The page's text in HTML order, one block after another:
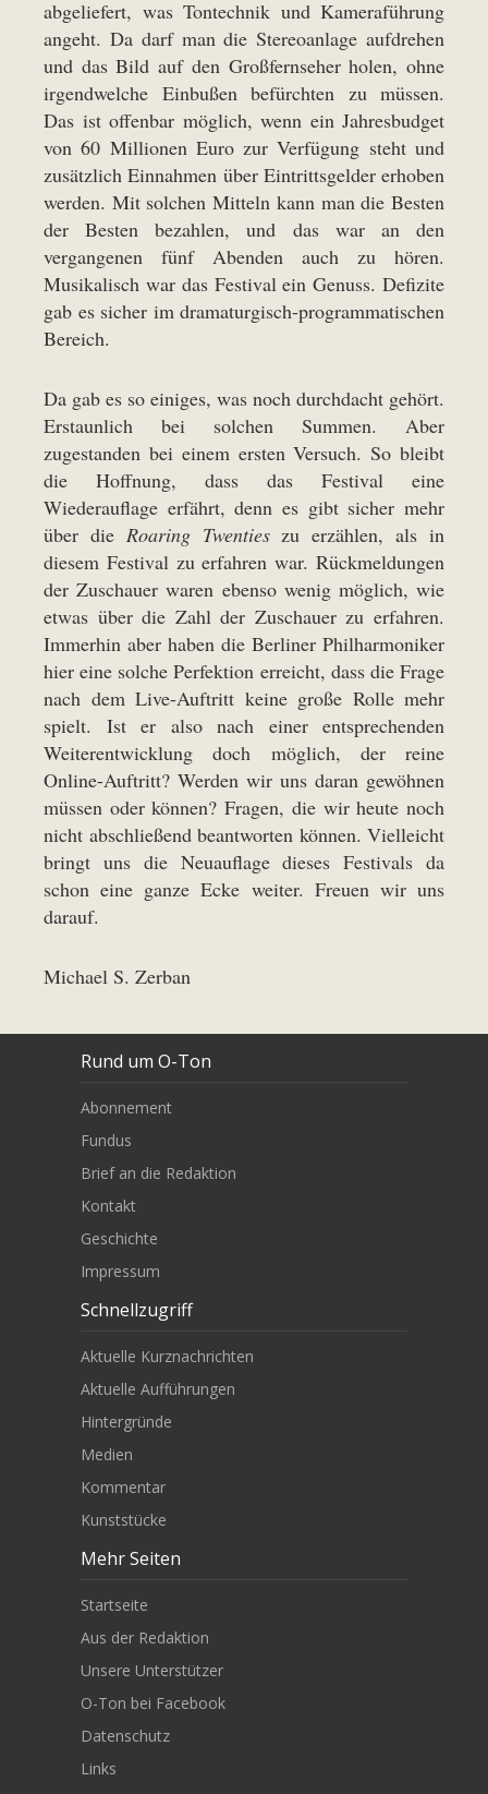
abgeliefert, was Tontechnik und Kameraführung
angeht. Da darf man die Stereoanlage aufdrehen
und das Bild auf den Großfernseher holen, ohne
irgendwelche Einbußen befürchten zu müssen.
Das ist offenbar möglich, wenn ein Jahresbudget
von 60 Millionen Euro zur Verfügung steht und
zusätzlich Einnahmen über Eintrittsgelder erhoben
werden. Mit solchen Mitteln kann man die Besten
der Besten bezahlen, und das war an den
vergangenen fünf Abenden auch zu hören.
Musikalisch war das Festival ein Genuss. Defizite
gab es sicher im dramaturgisch-programmatischen
Bereich.
Da gab es so einiges, was noch durchdacht gehört.
Erstaunlich bei solchen Summen. Aber
zugestanden bei einem ersten Versuch. So bleibt
die Hoffnung, dass das Festival eine
Wiederauflage erfährt, denn es gibt sicher mehr
über die Roaring Twentieszu erzählen, als in
diesem Festival zu erfahren war. Rückmeldungen
der Zuschauer waren ebenso wenig möglich, wie
etwas über die Zahl der Zuschauer zu erfahren.
Immerhin aber haben die Berliner Philharmoniker
hier eine solche Perfektion erreicht, dass die Frage
nach dem Live-Auftritt keine große Rolle mehr
spielt. Ist er also nach einer entsprechenden
Weiterentwicklung doch möglich, der reine
Online-Auftritt? Werden wir uns daran gewöhnen
müssen oder können? Fragen, die wir heute noch
nicht abschließend beantworten können. Vielleicht
bringt uns die Neuauflage dieses Festivals da
schon eine ganze Ecke weiter. Freuen wir uns
darauf.
Michael S. Zerban
Rund um O-Ton
Abonnement
Fundus
Brief an die Redaktion
Kontakt
Geschichte
Impressum
Schnellzugriff
Aktuelle Kurznachrichten
Aktuelle Aufführungen
Hintergründe
Medien
Kommentar
Kunststücke
Mehr Seiten
Startseite
Aus der Redaktion
Unsere Unterstützer
O-Ton bei Facebook
Datenschutz
Links